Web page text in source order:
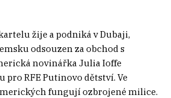
žije a podniká v Dubaji,
odsouzen za obchod s
novinářka Julia Ioffe
pro RFE Putinovo dětství. Ve
fungují ozbrojené milice.